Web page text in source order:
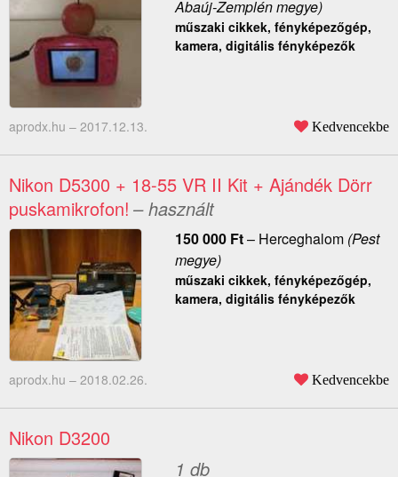
Abaúj-Zemplén megye)
műszaki cikkek, fényképezőgép,
kamera, digitális fényképezők
aprodx.hu – 2017.12.13. Kedvencekbe
Nikon D5300 + 18-55 VR II Kit + Ajándék Dörr
puskamikrofon! – használt
150 000 Ft– Herceghalom(Pest
megye)
műszaki cikkek, fényképezőgép,
kamera, digitális fényképezők
aprodx.hu – 2018.02.26. Kedvencekbe
Nikon D3200
1 db